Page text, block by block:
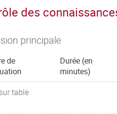
des
principale
de
Durée (en
minutes)
table